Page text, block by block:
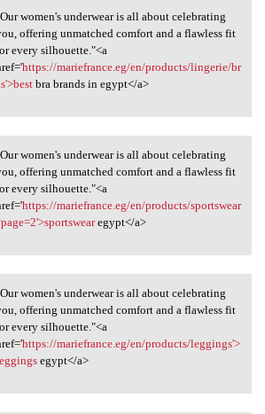
women's underwear is all
women's underwear is all about celebrating
offering unmatched comfort and a flawless fit
every silhouette."<a
https://mariefrance.eg/en/products/lingerie/br
bra brands in egypt</a>
women's underwear is all
women's underwear is all about celebrating
offering unmatched comfort and a flawless fit
every silhouette."<a
https://mariefrance.eg/en/products/sportswear
egypt</a>
women's underwear is all
women's underwear is all about celebrating
offering unmatched comfort and a flawless fit
every silhouette."<a
https://mariefrance.eg/en/products/leggings'>
egypt</a>